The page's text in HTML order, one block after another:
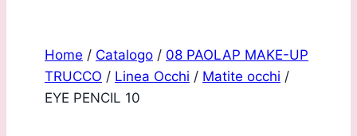
Home / Catalogo / 08 PAOLAP MAKE-UP
TRUCCO / Linea Occhi / Matite occhi /
EYE PENCIL 10